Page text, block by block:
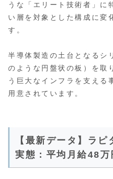
うな「エリート技術者」に
い層を対象とした構成に変
す。
半導体製造の土台となるシ
のような円盤状の板）を取
う巨大なインフラを支える
用意されています。
【最新データ】ラ
実態：平均月給48万